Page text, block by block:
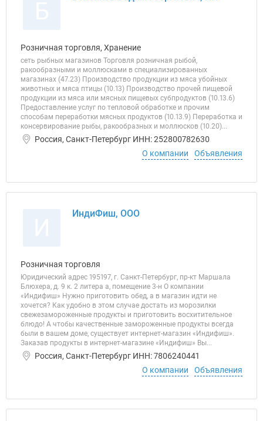
Розничная торговля, Хранение
сеть рыбных магазинов Торговля розничная рыбой,
ракообразными и моллюсками в специализированных
магазинах (47.23) Производство продукции из мяса убойных
животных и мяса птицы (10.13) Производство прочей пищевой
продукции из мяса или мясных пищевых субпродуктов (10.13.6)
Предоставление услуг по тепловой обработке и прочим
способам переработки мясных продуктов (10.13.9) Переработка и
консервирование рыбы, ракообразных и моллюсков (10.20)...
Россия, Санкт-Петербург ИНН: 252800782630
О компании
Объявления
ИндиФиш, ООО
Розничная торговля
Юридический адрес 195197, г. Санкт-Петербург, пр-кт Маршала
Блюхера, д. 9 к. 2 литера а, помещение 3-н О компании
«Индифиш» Нужно приготовить обед, а в магазин идти не
хочется? Как удобно в этом случае достать из морозилки
свежезамороженные продукты и приготовить восхитительное
блюдо! А чтобы качественные замороженные продукты всегда
были в вашем доме, существует интернет-магазин «Индифиш».
Заказав продукты в интернет-магазине «Индифиш» Вы...
Россия, Санкт-Петербург ИНН: 7806240441
О компании
Объявления